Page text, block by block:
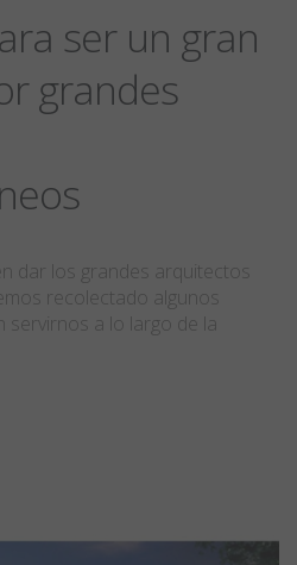
ser un gran
grandes
dar los grandes arquitectos
recolectado algunos
servirnos a lo largo de la